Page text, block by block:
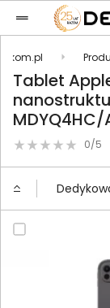
Tablet
MDYQ4HC/
0/5